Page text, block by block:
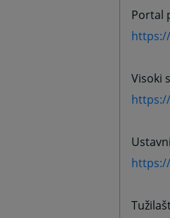
Portal
Visoki